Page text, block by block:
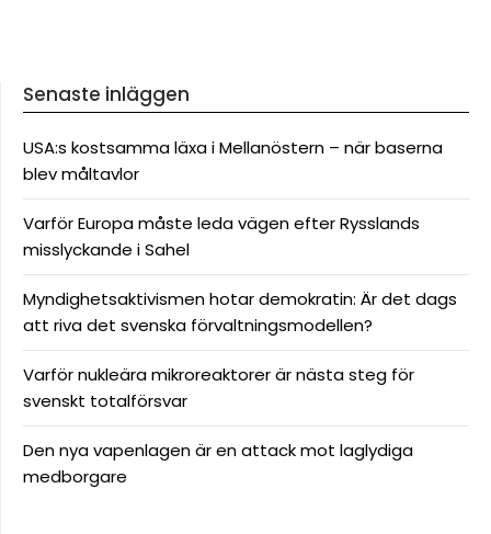
Senaste inläggen
USA:s kostsamma läxa i Mellanöstern – när baserna
blev måltavlor
Varför Europa måste leda vägen efter Rysslands
misslyckande i Sahel
Myndighetsaktivismen hotar demokratin: Är det dags
att riva det svenska förvaltningsmodellen?
Varför nukleära mikroreaktorer är nästa steg för
svenskt totalförsvar
Den nya vapenlagen är en attack mot laglydiga
medborgare